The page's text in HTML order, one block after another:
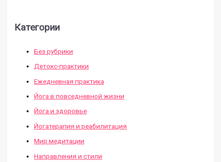
Категории
Без рубрики
Детокс-практики
Ежедневная практика
Йога в повседневной жизни
Йога и здоровье
Йогатерапия и реабилитация
Мир медитации
Направления и стили